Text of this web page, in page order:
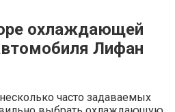
охлаждающей
Лифан
часто задаваемых